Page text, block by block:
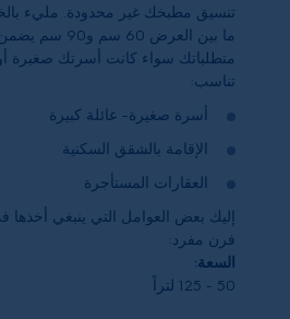
تنسيق مطبخك غير محدودة. مليء
ما بين العرض 60 سم و90 سم يضمن
متطلباتك سواء كانت أسرتك صغيرة
تناسب:
أسرة صغيرة- عائلة كبيرة
الإقامة بالشقق السكنية
العقارات المستأجرة
إليك بعض العوامل التي ينبغي أخذها
فرن مفرد:
السعة:
50
-
125 لتراً